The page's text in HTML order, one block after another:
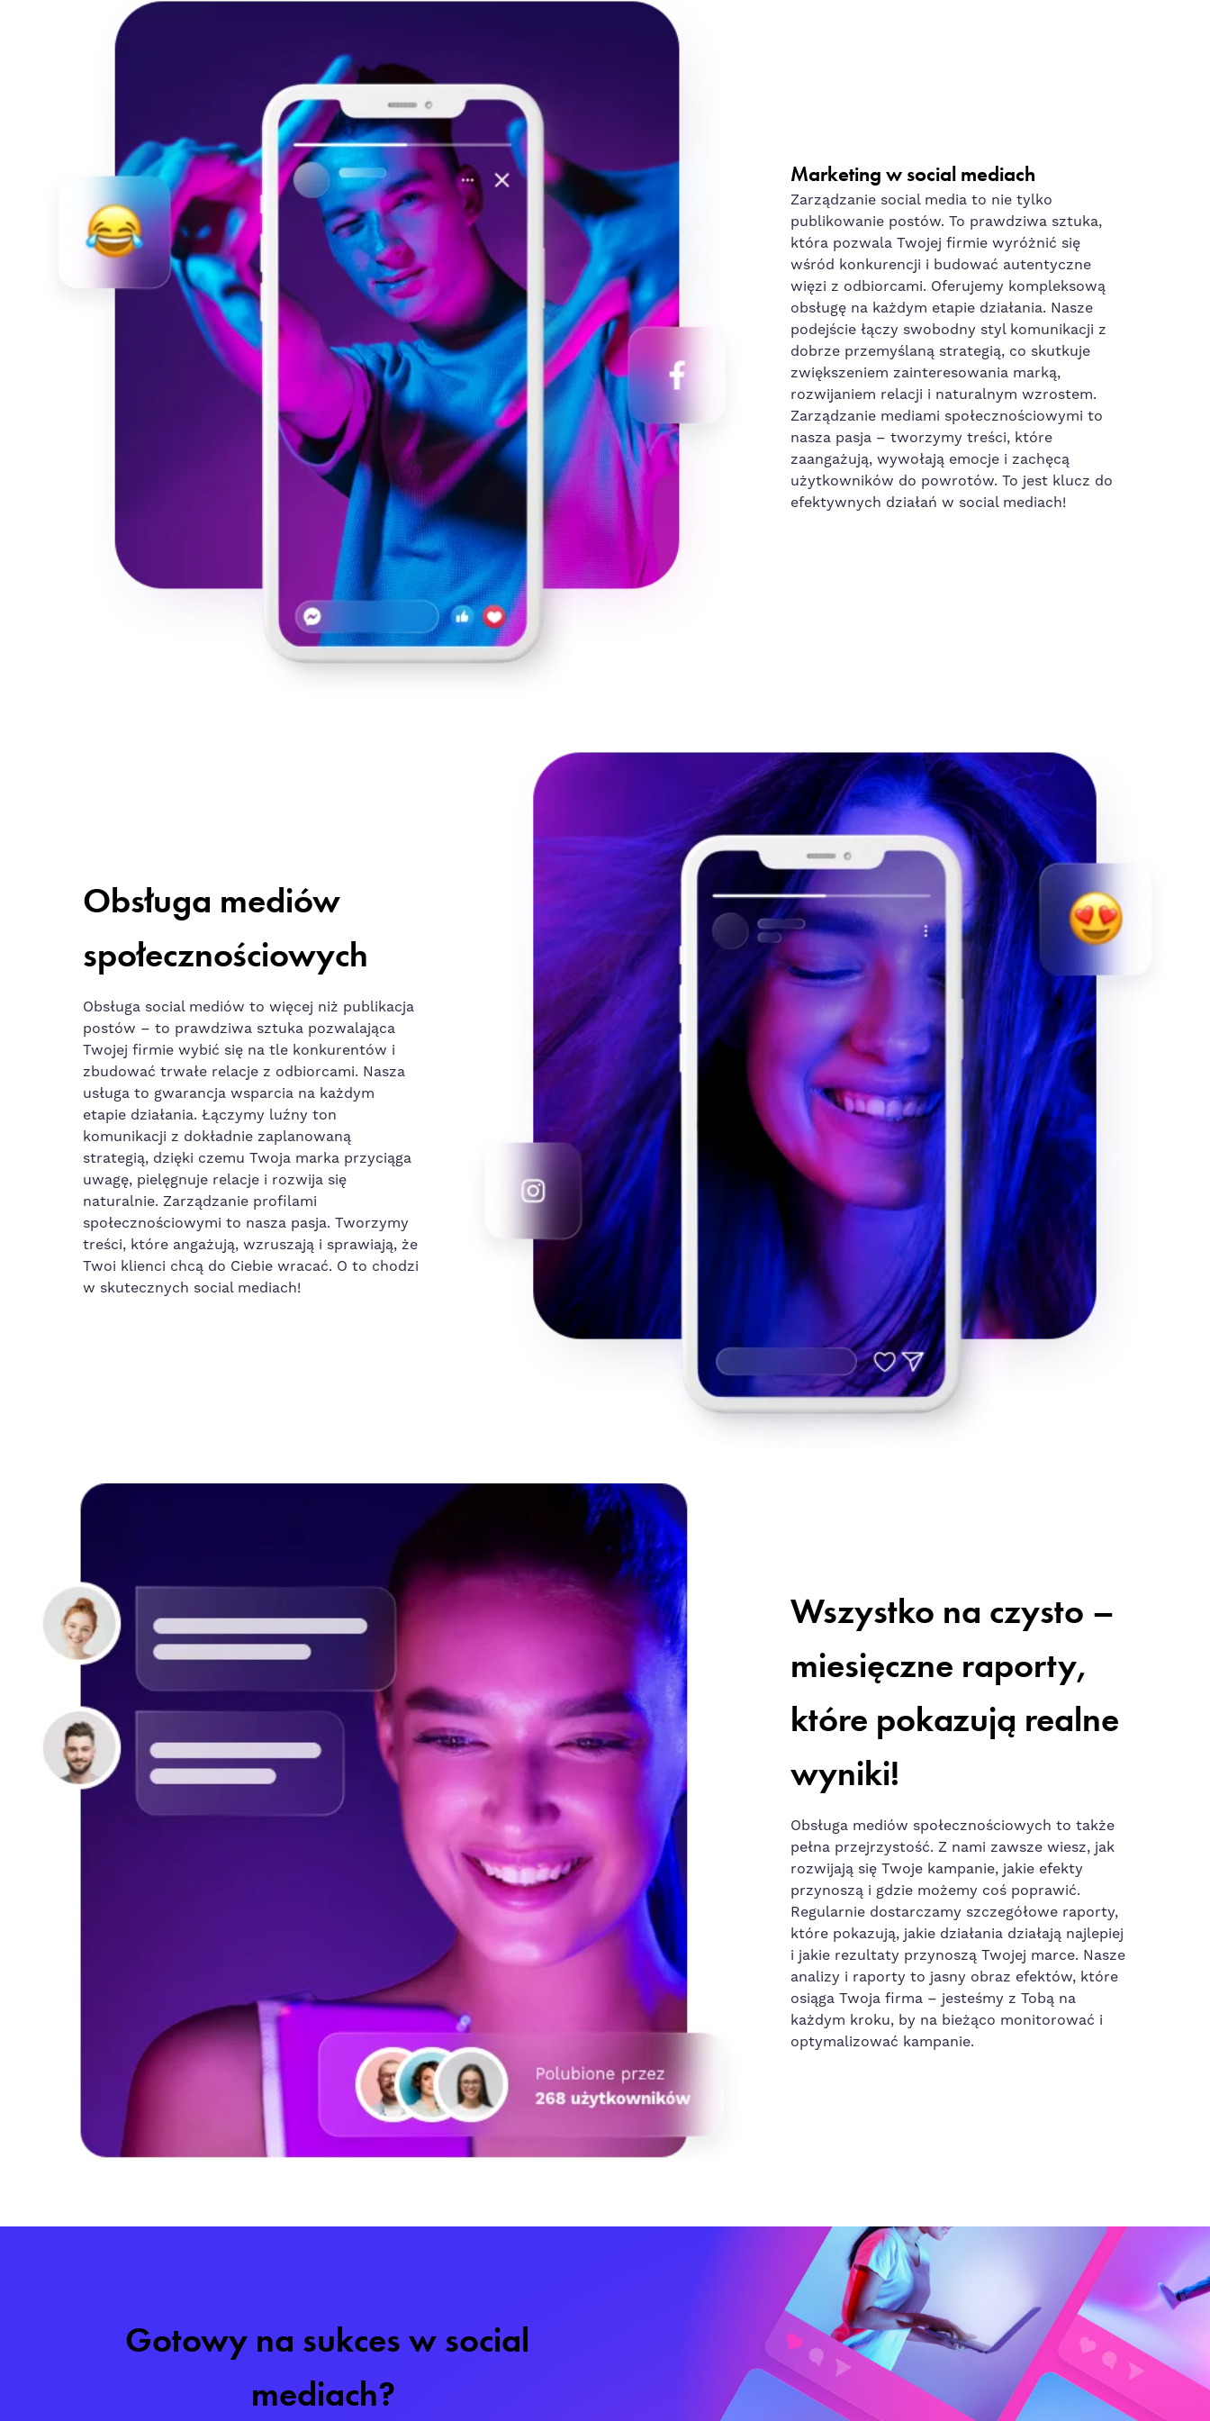
Marketing w social mediach
Zarządzanie social media to nie tylko
publikowanie postów. To prawdziwa sztuka,
która pozwala Twojej firmie wyróżnić się
wśród konkurencji i budować autentyczne
więzi z odbiorcami. Oferujemy kompleksową
obsługę na każdym etapie działania. Nasze
podejście łączy swobodny styl komunikacji z
dobrze przemyślaną strategią, co skutkuje
zwiększeniem zainteresowania marką,
rozwijaniem relacji i naturalnym wzrostem.
Zarządzanie mediami społecznościowymi to
nasza pasja – tworzymy treści, które
zaangażują, wywołają emocje i zachęcą
użytkowników do powrotów. To jest klucz do
efektywnych działań w social mediach!
Obsługa mediów
społecznościowych
Obsługa social mediów to więcej niż publikacja
postów – to prawdziwa sztuka pozwalająca
Twojej firmie wybić się na tle konkurentów i
zbudować trwałe relacje z odbiorcami. Nasza
usługa to gwarancja wsparcia na każdym
etapie działania. Łączymy luźny ton
komunikacji z dokładnie zaplanowaną
strategią, dzięki czemu Twoja marka przyciąga
uwagę, pielęgnuje relacje i rozwija się
naturalnie. Zarządzanie profilami
społecznościowymi to nasza pasja. Tworzymy
treści, które angażują, wzruszają i sprawiają, że
Twoi klienci chcą do Ciebie wracać. O to chodzi
w skutecznych social mediach!
Wszystko na czysto –
miesięczne raporty,
które pokazują realne
wyniki!
Obsługa mediów społecznościowych to także
pełna przejrzystość. Z nami zawsze wiesz, jak
rozwijają się Twoje kampanie, jakie efekty
przynoszą i gdzie możemy coś poprawić.
Regularnie dostarczamy szczegółowe raporty,
które pokazują, jakie działania działają najlepiej
i jakie rezultaty przynoszą Twojej marce. Nasze
analizy i raporty to jasny obraz efektów, które
osiąga Twoja firma – jesteśmy z Tobą na
każdym kroku, by na bieżąco monitorować i
optymalizować kampanie.
Gotowy na sukces wsocial
mediach?